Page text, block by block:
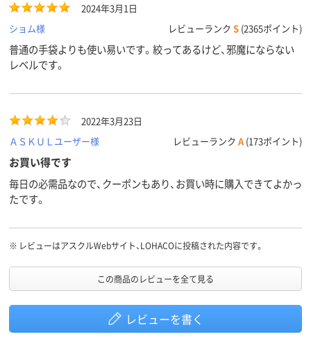
2024年3月1日
ショム様
レビューランク S (2365ポイント)
普通の手袋よりも使い易いです。絞ってあるけど、邪魔にならない
レベルです。
2022年3月23日
ＡＳＫＵＬユーザー様
レビューランク A (173ポイント)
お買い得です
毎日の必需品なので、クーポンもあり、お買い時に購入できてよかっ
たです。
※ レビューはアスクルWebサイト、LOHACOに投稿された内容です。
この商品のレビューを全て見る
レビューを書く